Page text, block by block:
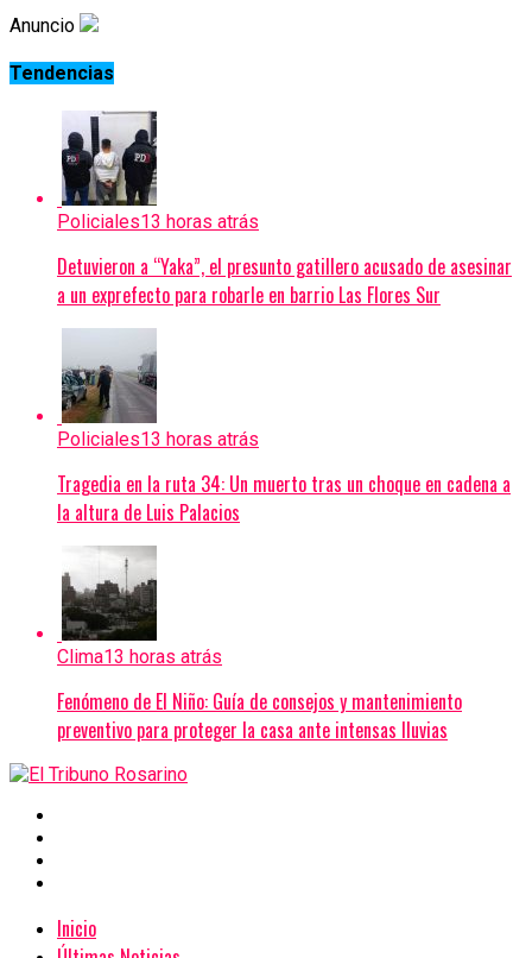
Anuncio
Tendencias
Policiales13 horas atrás
Detuvieron a “Yaka”, el presunto gatillero acusado de asesinar
a un exprefecto para robarle en barrio Las Flores Sur
Policiales13 horas atrás
Tragedia en la ruta 34: Un muerto tras un choque en cadena a
la altura de Luis Palacios
Clima13 horas atrás
Fenómeno de El Niño: Guía de consejos y mantenimiento
preventivo para proteger la casa ante intensas lluvias
Inicio